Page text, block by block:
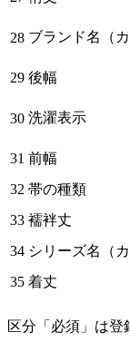
28 ブランド名（カ
29 後幅
30 洗濯表示
31 前幅
32 帯の種類
33 襦袢丈
34 シリーズ名（カ
35 着丈
区分「必須」は登